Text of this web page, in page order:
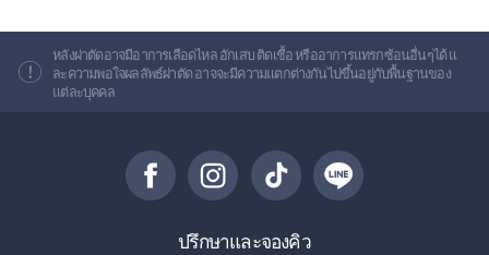
หลังผ่าตัดอาจมีอาการเลือดไหล อักเสบ ติดเชื้อ หรืออาการแทรกซ้อนอื่นๆได้ แ
ละความพอใจผลลัพธ์ผ่าตัด อาจจะมีความแตกต่างกันไปขึ้นอยู่กับพื้นฐานของ
แต่ละบุคคล
ปรึกษาและจองคิว